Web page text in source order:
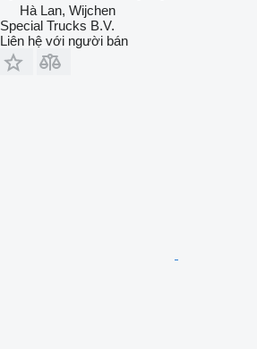
Hà Lan, Wijchen
Special Trucks B.V.
Liên hệ với người bán